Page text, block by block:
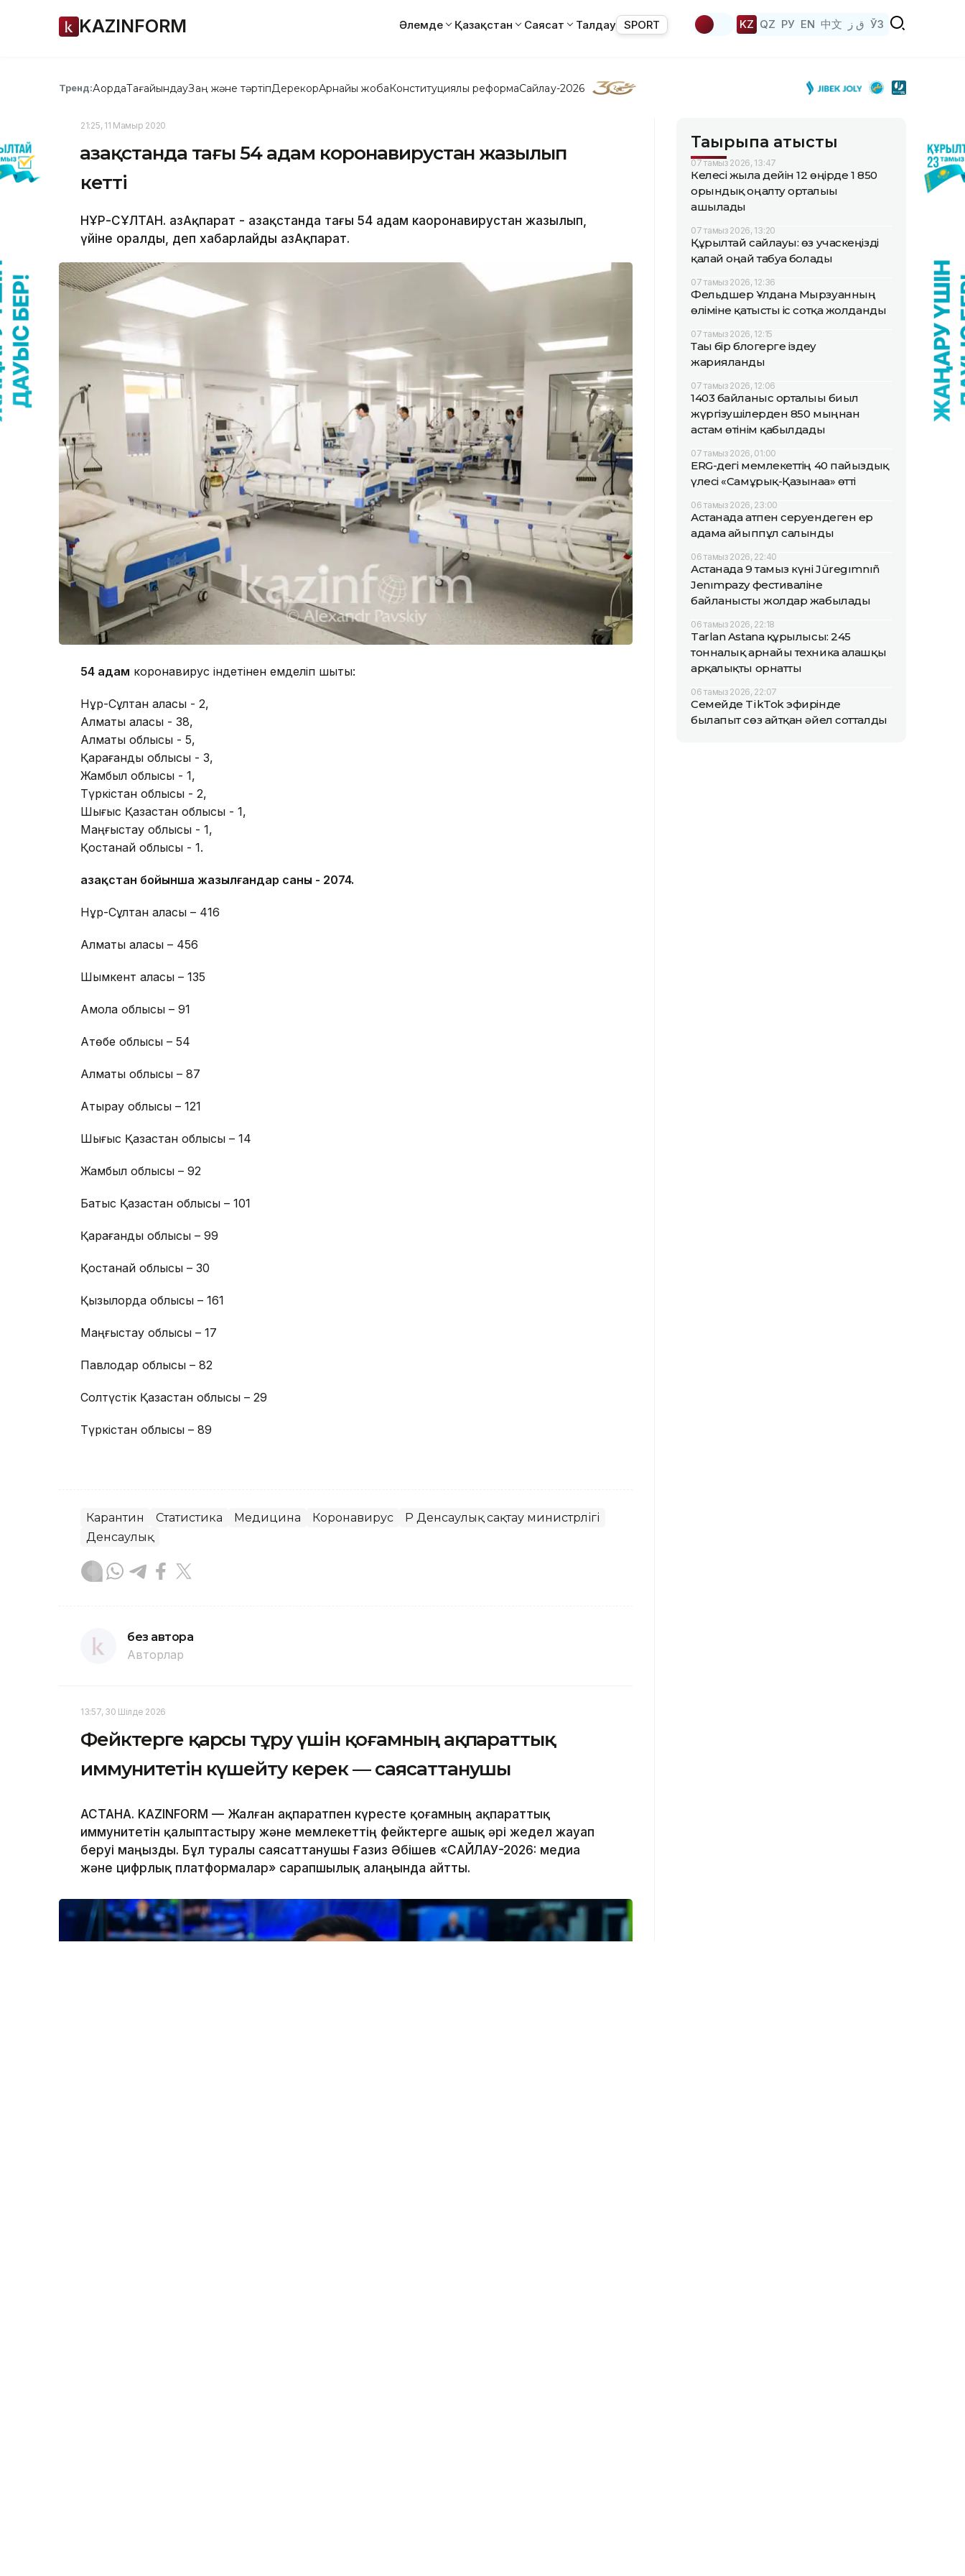
KAZINFORM Әлемде Қазақстан Саясат Талдау SPORT KZ QZ РУ EN 中文 ق ز ЎЗ
Тренд:АқордаТағайындауЗаң және тәртіпДерекқорАрнайы жобаКонституциялық реформаСайлау-2026
21:25, 11 Мамыр 2020
Қазақстанда тағы 54 адам коронавирустан жазылып
кетті
НҰР-СҰЛТАН. ҚазАқпарат - Қазақстанда тағы 54 адам каоронавирустан жазылып,
үйіне оралды, деп хабарлайды ҚазАқпарат.
54 адам коронавирус індетінен емделіп шықты:
Нұр-Сұлтан қаласы - 2,
Алматы қаласы - 38,
Алматы облысы - 5,
Қарағанды облысы - 3,
Жамбыл облысы - 1,
Түркістан облысы - 2,
Шығыс Қазақстан облысы - 1,
Маңғыстау облысы - 1,
Қостанай облысы - 1.
Қазақстан бойынша жазылғандар саны - 2074.
Нұр-Сұлтан қаласы – 416
Алматы қаласы – 456
Шымкент қаласы – 135
Ақмола облысы – 91
Ақтөбе облысы – 54
Алматы облысы – 87
Атырау облысы – 121
Шығыс Қазақстан облысы – 14
Жамбыл облысы – 92
Батыс Қазақстан облысы – 101
Қарағанды облысы – 99
Қостанай облысы – 30
Қызылорда облысы – 161
Маңғыстау облысы – 17
Павлодар облысы – 82
Солтүстік Қазақстан облысы – 29
Түркістан облысы – 89
Карантин Статистика Медицина Коронавирус
ҚР Денсаулық сақтау министрлігі
Денсаулық
без автора
Авторлар
13:57, 30 Шілде 2026
Фейктерге қарсы тұру үшін қоғамның ақпараттық
иммунитетін күшейту керек — саясаттанушы
АСТАНА. KAZINFORM — Жалған ақпаратпен күресте қоғамның ақпараттық
иммунитетін қалыптастыру және мемлекеттің фейктерге ашық әрі жедел жауап
беруі маңызды. Бұл туралы саясаттанушы Ғазиз Әбішев «САЙЛАУ-2026: медиа
және цифрлық платформалар» сарапшылық алаңында айтты.
Тақырыпқа қатысты
07 тамыз 2026, 13:47
Келесі жылға дейін 12 өңірде 1 850
орындық оңалту орталығы
ашылады
07 тамыз 2026, 13:20
Құрылтай сайлауы: өз учаскеңізді
қалай оңай табуға болады
07 тамыз 2026, 12:36
Фельдшер Ұлдана Мырзуанның
өліміне қатысты іс сотқа жолданды
07 тамыз 2026, 12:15
Тағы бір блогерге іздеу
жарияланды
07 тамыз 2026, 12:06
1403 байланыс орталығы биыл
жүргізушілерден 850 мыңнан
астам өтінім қабылдады
07 тамыз 2026, 01:00
ERG-дегі мемлекеттің 40 пайыздық
үлесі «Самұрық-Қазынаға» өтті
06 тамыз 2026, 23:00
Астанада атпен серуендеген ер
адамға айыппұл салынды
06 тамыз 2026, 22:40
Астанада 9 тамыз күні Jüregımnıñ
Jenımpazy фестиваліне
байланысты жолдар жабылады
06 тамыз 2026, 22:18
Tarlan Astana құрылысы: 245
тонналық арнайы техника алғашқы
арқалықты орнатты
06 тамыз 2026, 22:07
Семейде TikTok эфирінде
былапыт сөз айтқан әйел сотталды